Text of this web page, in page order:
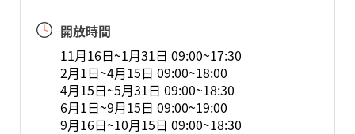
開放時間
11月16日~1月31日 09:00~17:30
2月1日~4月15日 09:00~18:00
4月15日~5月31日 09:00~18:30
6月1日~9月15日 09:00~19:00
9月16日~10月15日 09:00~18:30